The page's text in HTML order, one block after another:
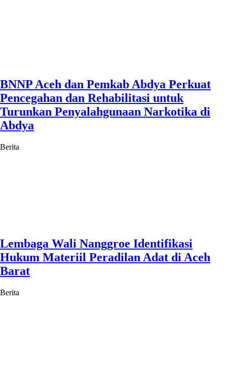
BNNP Aceh dan Pemkab Abdya Perkuat
Pencegahan dan Rehabilitasi untuk
Turunkan Penyalahgunaan Narkotika di
Abdya
Berita
Lembaga Wali Nanggroe Identifikasi
Hukum Materiil Peradilan Adat di Aceh
Barat
Berita